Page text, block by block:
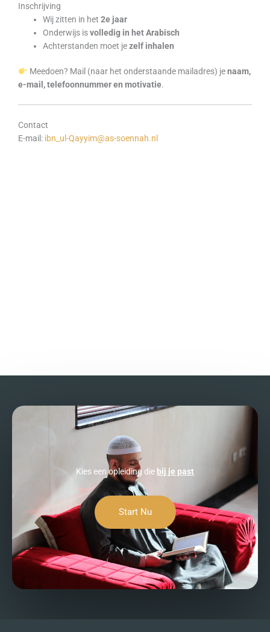
Inschrijving
Wij zitten in het2e jaar
Onderwijs isvolledig in het Arabisch
Achterstanden moet jezelf inhalen
Meedoen? Mail (naar het onderstaande mailadres) jenaam,
e-mail, telefoonnummer en motivatie.
Contact
E-mail: ibn_ul-Qayyim@as-soennah.nl
Kies een opleiding die bij je past
Start Nu